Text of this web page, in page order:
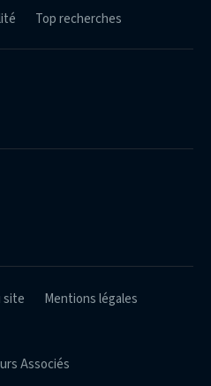
Top recherches
Associés
site
Mentions légales